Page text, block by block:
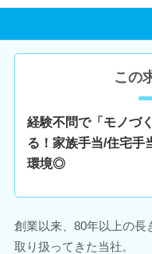
この
経験不問で「モノづ
る！家族手当/住宅
環境◎
創業以来、80年以上の長
取り扱ってきた当社。